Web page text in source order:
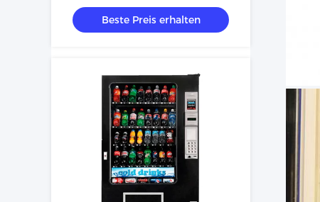
Saftverkäuferin für eine große
Auswahl an Produkten
Beste Preis erhalten